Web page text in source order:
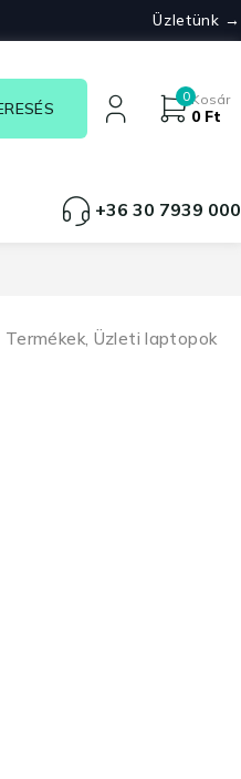
Üzletünk →
0Kosár
0 Ft
+36 30 7939 000
Termékek, Üzleti laptopok